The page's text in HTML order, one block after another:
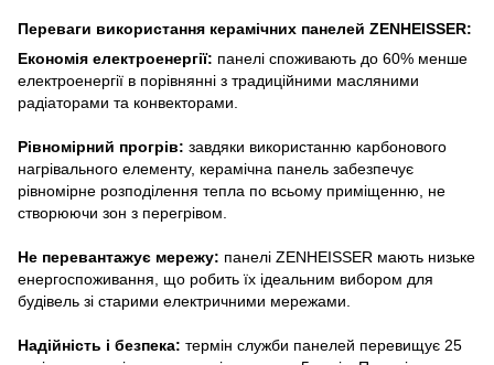
Переваги використання керамічних панелей ZENHEISSER:
Економія електроенергії: панелі споживають до 60% менше
електроенергії в порівнянні з традиційними масляними
радіаторами та конвекторами.
Рівномірний прогрів: завдяки використанню карбонового
нагрівального елементу, керамічна панель забезпечує
рівномірне розподілення тепла по всьому приміщенню, не
створюючи зон з перегрівом.
Не перевантажує мережу: панелі ZENHEISSER мають низьке
енергоспоживання, що робить їх ідеальним вибором для
будівель зі старими електричними мережами.
Надійність і безпека: термін служби панелей перевищує 25